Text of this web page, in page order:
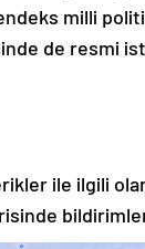
milli
de resmi
ile ilgili